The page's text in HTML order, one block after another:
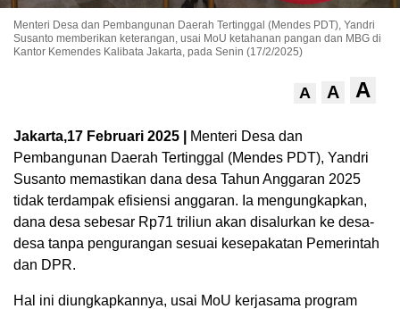
Menteri Desa dan Pembangunan Daerah Tertinggal (Mendes PDT), Yandri
Susanto memberikan keterangan, usai MoU ketahanan pangan dan MBG di
Kantor Kemendes Kalibata Jakarta, pada Senin (17/2/2025)
A A A
Jakarta,17 Februari 2025 |
Menteri Desa dan
Pembangunan Daerah Tertinggal (Mendes PDT), Yandri
Susanto memastikan dana desa Tahun Anggaran 2025
tidak terdampak efisiensi anggaran. Ia mengungkapkan,
dana desa sebesar Rp71 triliun akan disalurkan ke desa-
desa tanpa pengurangan sesuai kesepakatan Pemerintah
dan DPR.
Hal ini diungkapkannya, usai MoU kerjasama program